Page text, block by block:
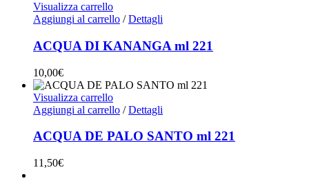
Visualizza carrello
Aggiungi al carrello / Dettagli
ACQUA DI KANANGA ml 221
10,00€
Visualizza carrello
Aggiungi al carrello / Dettagli
ACQUA DE PALO SANTO ml 221
11,50€